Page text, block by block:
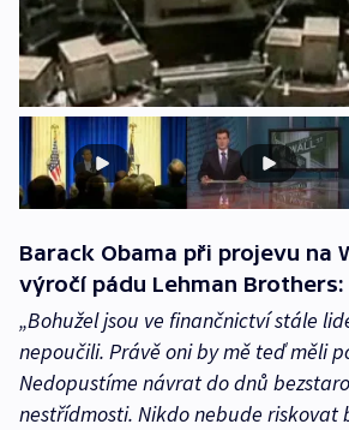
Barack Obama při projevu na
výročí pádu Lehman Brothers:
„Bohužel jsou ve finančnictví stále
nepoučili. Právě oni by mě teď měli
Nedopustíme návrat do dnů
nestřídmosti. Nikdo nebude riskovat